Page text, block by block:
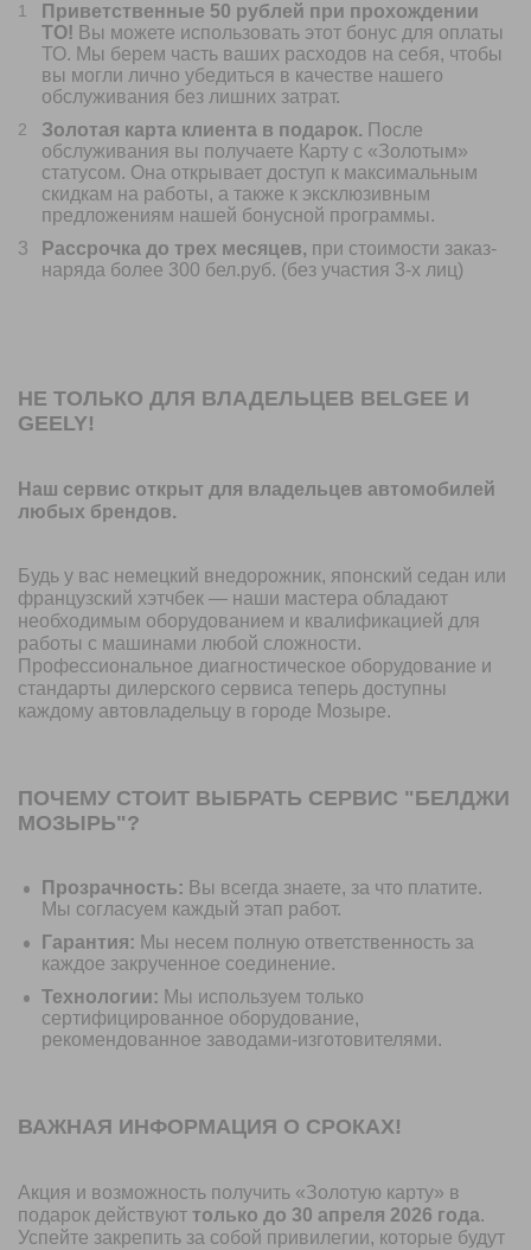
Приветственные 50 рублей при прохождении
ТО! Вы можете использовать этот бонус для оплаты
ТО. Мы берем часть ваших расходов на себя, чтобы
вы могли лично убедиться в качестве нашего
обслуживания без лишних затрат.
Золотая карта клиента в подарок. После
обслуживания вы получаете Карту с «Золотым»
статусом. Она открывает доступ к максимальным
скидкам на работы, а также к эксклюзивным
предложениям нашей бонусной программы.
Рассрочка до трех месяцев, при стоимости заказ-
наряда более 300 бел.руб. (без участия 3-х лиц)
НЕ ТОЛЬКО ДЛЯ ВЛАДЕЛЬЦЕВ BELGEE И
GEELY!
Наш сервис открыт для владельцев автомобилей
любых брендов.
Будь у вас немецкий внедорожник, японский седан или
французский хэтчбек — наши мастера обладают
необходимым оборудованием и квалификацией для
работы с машинами любой сложности.
Профессиональное диагностическое оборудование и
стандарты дилерского сервиса теперь доступны
каждому автовладельцу в городе Мозыре.
ПОЧЕМУ СТОИТ ВЫБРАТЬ СЕРВИС "БЕЛДЖИ
МОЗЫРЬ"?
Прозрачность: Вы всегда знаете, за что платите.
Мы согласуем каждый этап работ.
Гарантия: Мы несем полную ответственность за
каждое закрученное соединение.
Технологии: Мы используем только
сертифицированное оборудование,
рекомендованное заводами-изготовителями.
ВАЖНАЯ ИНФОРМАЦИЯ О СРОКАХ!
Акция и возможность получить «Золотую карту» в
подарок действуют только до 30 апреля 2026 года.
Успейте закрепить за собой привилегии, которые будут